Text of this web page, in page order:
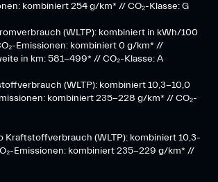
kombiniert 254 g/km* // CO₂-Klasse: G
(WLTP): kombiniert in kWh/100
Emissionen: kombiniert 0 g/km* //
in km: 581-499* // CO₂-Klasse: A
(WLTP): kombiniert 10,3-10,0
kombiniert 235-228 g/km* // CO₂-
Kraftstoffverbrauch (WLTP): kombiniert 10,3-
Emissionen: kombiniert 235-229 g/km* //